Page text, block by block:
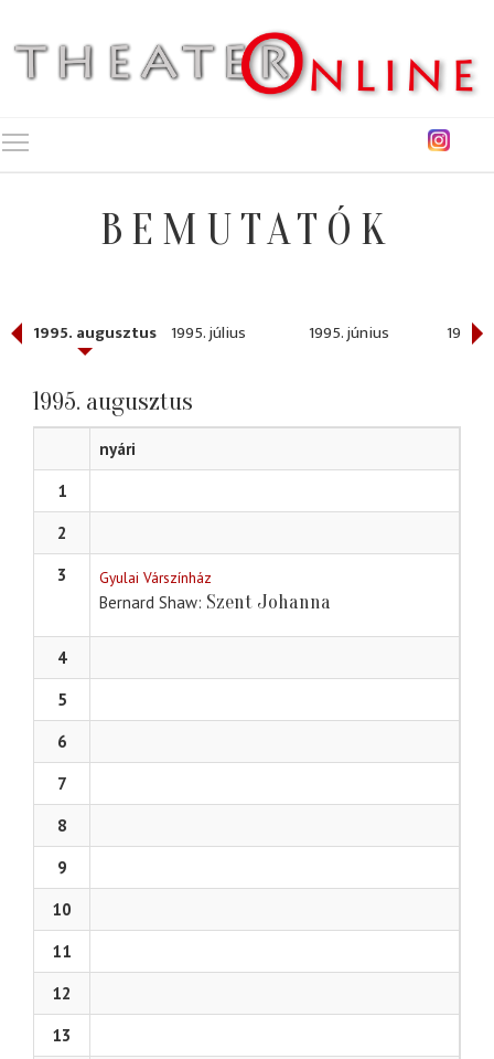
BEMUTATÓK
1995. augusztus 1995. július 1995. június 1995.
1995. augusztus
nyári
1
2
3
Gyulai Várszínház
Bernard Shaw Szent Johanna
4
5
6
7
8
9
10
11
12
13